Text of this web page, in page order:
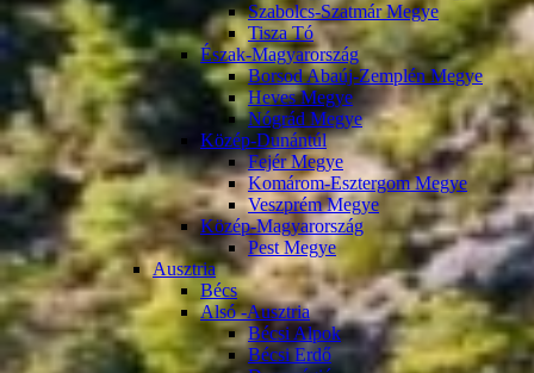
Szabolcs-Szatmár Megye
Tisza Tó
Észak-Magyarország
Borsod Abaúj-Zemplén Megye
Heves Megye
Nógrád Megye
Közép-Dunántúl
Fejér Megye
Komárom-Esztergom Megye
Veszprém Megye
Közép-Magyarország
Pest Megye
Ausztria
Bécs
Alsó -Ausztria
Bécsi Alpok
Bécsi Erdő